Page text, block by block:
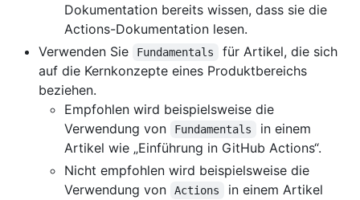
Dokumentation bereits wissen, dass sie die
Actions-Dokumentation lesen.
Verwenden Sie
Fundamentals
für Artikel, die sich
auf die Kernkonzepte eines Produktbereichs
beziehen.
Empfohlen wird beispielsweise die
Verwendung von
Fundamentals
in einem
Artikel wie „Einführung in GitHub Actions“.
Nicht empfohlen wird beispielsweise die
Verwendung von
Actions
in einem Artikel